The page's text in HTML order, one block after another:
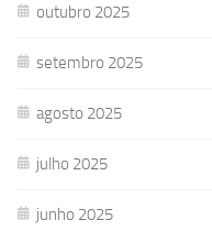
outubro 2025
setembro 2025
agosto 2025
julho 2025
junho 2025